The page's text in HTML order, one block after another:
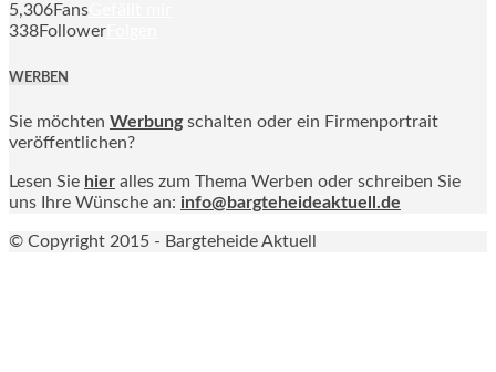
5,306Fans
338Follower
WERBEN
Sie möchten Werbung schalten oder ein Firmenportrait
veröffentlichen?
Lesen Sie hier alles zum Thema Werben oder schreiben Sie
uns Ihre Wünsche an: info@bargteheideaktuell.de
© Copyright 2015 - Bargteheide Aktuell